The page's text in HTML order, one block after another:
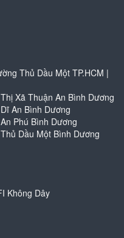
Thủ Dầu Một TP.HCM |
Xã Thuận An Bình Dương
An Bình Dương
Phú Bình Dương
Dầu Một Bình Dương
Không Dây